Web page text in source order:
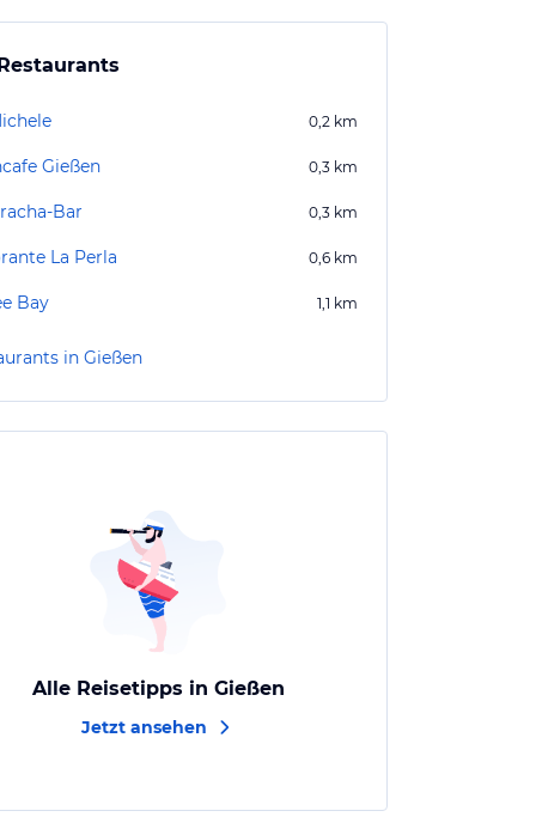
0,2 km
Gießen 0,3 km
Bar 0,3 km
La Perla 0,6 km
Bay 1,1 km
in Gießen
Alle Reisetipps in Gießen
Jetzt ansehen